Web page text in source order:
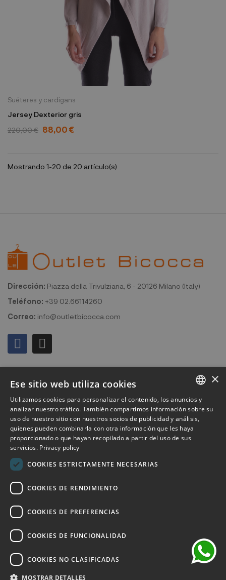
Suéteres y cardigans
Jersey Dexterior gris
220,00 € 88,00 €
Mostrando 1-20 de 20 artículo(s)
Dirección: Piazza della Trivulziana, 6 - 20126 Milano (Italy)
Teléfono: +39 02.66114260
Correo: info@outletbicocca.com
Suscribirse al boletín de noticias
Suscríbase para recibir acceso anticipado a rebajas, últimas
novedades, promociones y mucho más.
©2026 Outlet Bicocca - P.IVA 06736400968 - Piazza della
Trivulziana, 6 - 20126 Milano - Italia
ITALIAN
ENGLISH
FRENCH
×
Ese sitio web utiliza cookies
Utilizamos cookies para personalizar el contenido, los anuncios y
analizar nuestro tráfico. También compartimos información sobre su
uso de nuestro sitio con nuestros socios de publicidad y análisis,
quienes pueden combinarla con otra información que les haya
proporcionado o que hayan recopilado a partir del uso de sus
servicios. Privacy policy
COOKIES ESTRICTAMENTE NECESARIAS
COOKIES DE RENDIMIENTO
COOKIES DE PREFERENCIAS
COOKIES DE FUNCIONALIDAD
COOKIES NO CLASIFICADAS
MOSTRAR DETALLES